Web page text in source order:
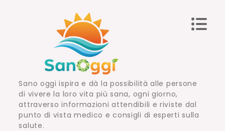
Sano oggi ispira e dà la possibilità alle persone
di vivere la loro vita più sana, ogni giorno,
attraverso informazioni attendibili e riviste dal
punto di vista medico e consigli di esperti sulla
salute.